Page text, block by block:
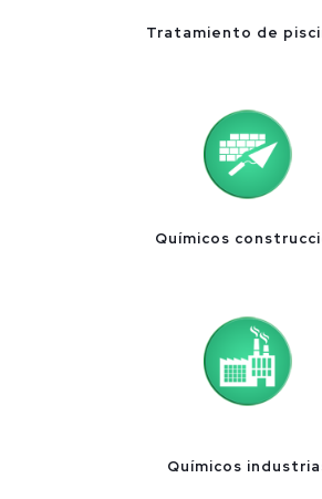
Tratamiento de
Químicos
Químicos